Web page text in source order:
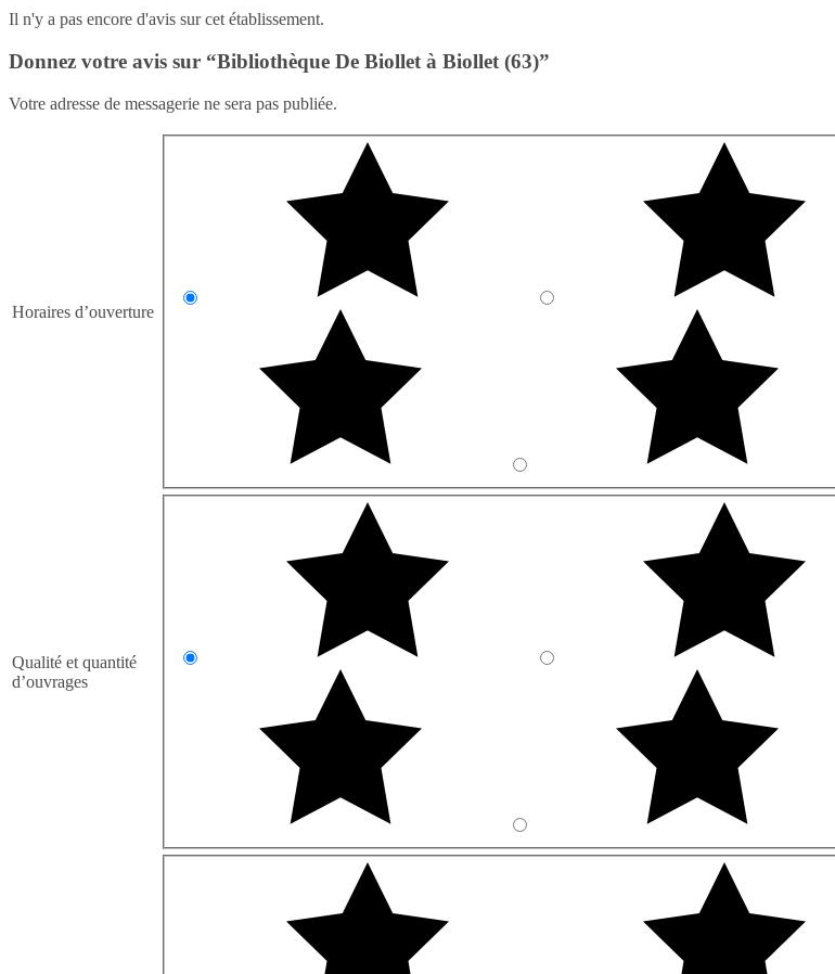
Il n'y a pas encore d'avis sur cet établissement.
Donnez votre avis sur “Bibliothèque De Biollet à Biollet (63)”
Votre adresse de messagerie ne sera pas publiée.
Horaires d’ouverture
Qualité et quantité
d’ouvrages